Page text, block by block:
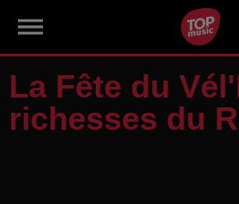
La Fête du
richesses du